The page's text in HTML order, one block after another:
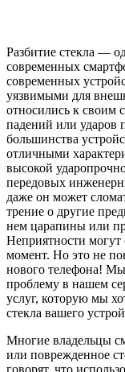
Разбитие стекла —
современных
современных
уязвимыми для
относились к своим
падений или ударов
большинства
отличными
высокой
передовых
даже он может
трение о другие
нем царапины или
Неприятности
момент. Но это не
нового телефона!
проблему в нашем
услуг, которую мы
стекла вашего
Многие владельцы
или поврежденное
говорят, что